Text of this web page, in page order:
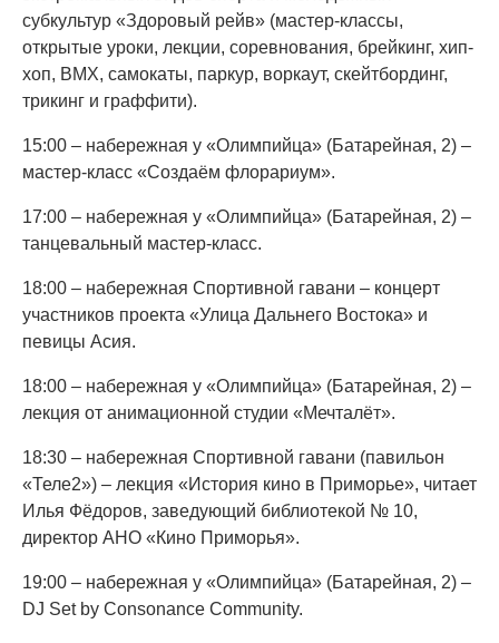
субкультур «Здоровый рейв» (мастер-классы,
открытые уроки, лекции, соревнования, брейкинг, хип-
хоп, BMX, самокаты, паркур, воркаут, скейтбординг,
трикинг и граффити).
15:00 – набережная у «Олимпийца» (Батарейная, 2) –
мастер-класс «Создаём флорариум».
17:00 – набережная у «Олимпийца» (Батарейная, 2) –
танцевальный мастер-класс.
18:00 – набережная Спортивной гавани – концерт
участников проекта «Улица Дальнего Востока» и
певицы Асия.
18:00 – набережная у «Олимпийца» (Батарейная, 2) –
лекция от анимационной студии «Мечталёт».
18:30 – набережная Спортивной гавани (павильон
«Теле2») – лекция «История кино в Приморье», читает
Илья Фёдоров, заведующий библиотекой № 10,
директор АНО «Кино Приморья».
19:00 – набережная у «Олимпийца» (Батарейная, 2) –
DJ Set by Consonance Community.